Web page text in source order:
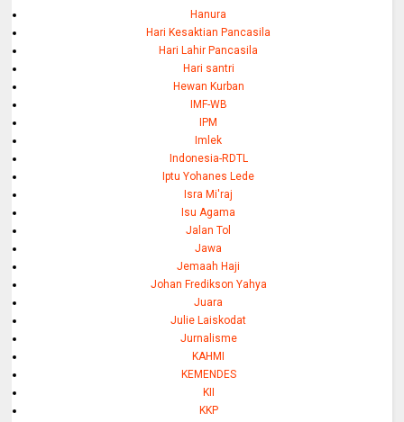
Hanura
Hari Kesaktian Pancasila
Hari Lahir Pancasila
Hari santri
Hewan Kurban
IMF-WB
IPM
Imlek
Indonesia-RDTL
Iptu Yohanes Lede
Isra Mi'raj
Isu Agama
Jalan Tol
Jawa
Jemaah Haji
Johan Fredikson Yahya
Juara
Julie Laiskodat
Jurnalisme
KAHMI
KEMENDES
KII
KKP